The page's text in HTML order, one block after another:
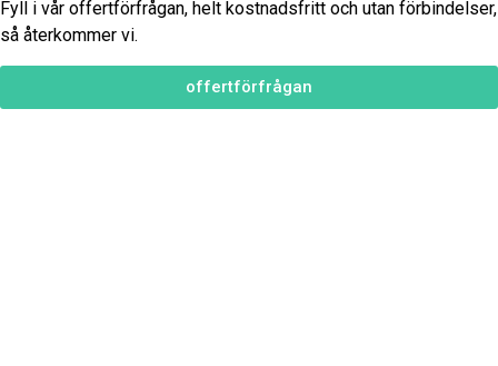
Fyll i vår offertförfrågan, helt kostnadsfritt och utan förbindelser,
så återkommer vi.
offertförfrågan